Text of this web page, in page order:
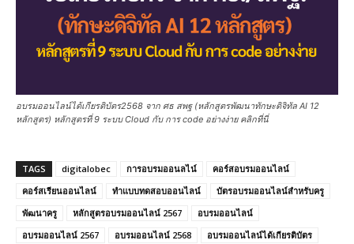
อบรมออนไลน์ได้เกียรติบัตร2568 จาก ศธ สพฐ (หลักสูตรพัฒนาทักษะดิจิทัล AI 12
หลักสูตร) หลักสูตรที่ 9 ระบบ Cloud กับ การ code อย่างง่าย คลิกที่นี่
TAGS digitalobec การอบรมออนลไน์
คอร์สอบรมออนไลน์
คอร์สเรียนออนไลน์
ทำแบบทดสอบออนไลน์
บัตรอบรมออนไลน์สำหรับครู
พัฒนาครู
หลักสูตรอบรมออนไลน์ 2567
อบรมออนไลน์
อบรมออนไลน์ 2567
อบรมออนไลน์ 2568 อบรมออนไลน์ได้เกียรติบัตร